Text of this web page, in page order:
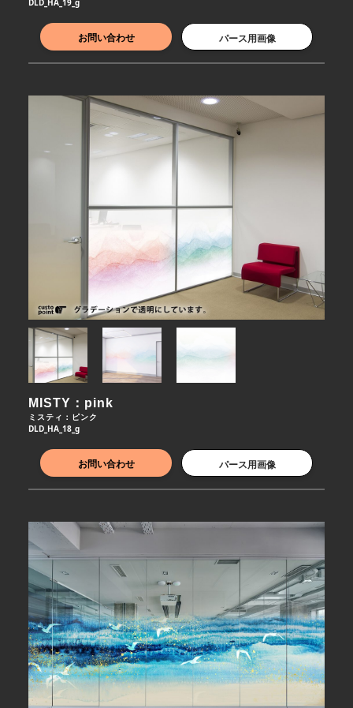
お問い合わせ パース用画像
MISTY：pink
ミスティ：ピンク
DLD_HA_18_g
お問い合わせ パース用画像